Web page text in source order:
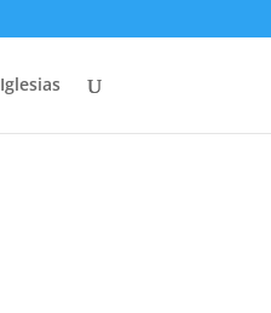
Iglesias